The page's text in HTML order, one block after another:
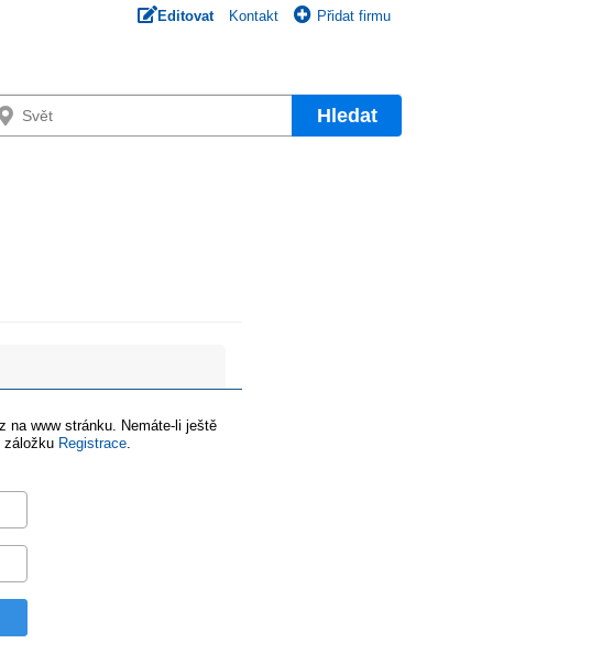
Editovat Kontakt Přidat firmu
Hledat
na www stránku. Nemáte-li ještě
záložku Registrace